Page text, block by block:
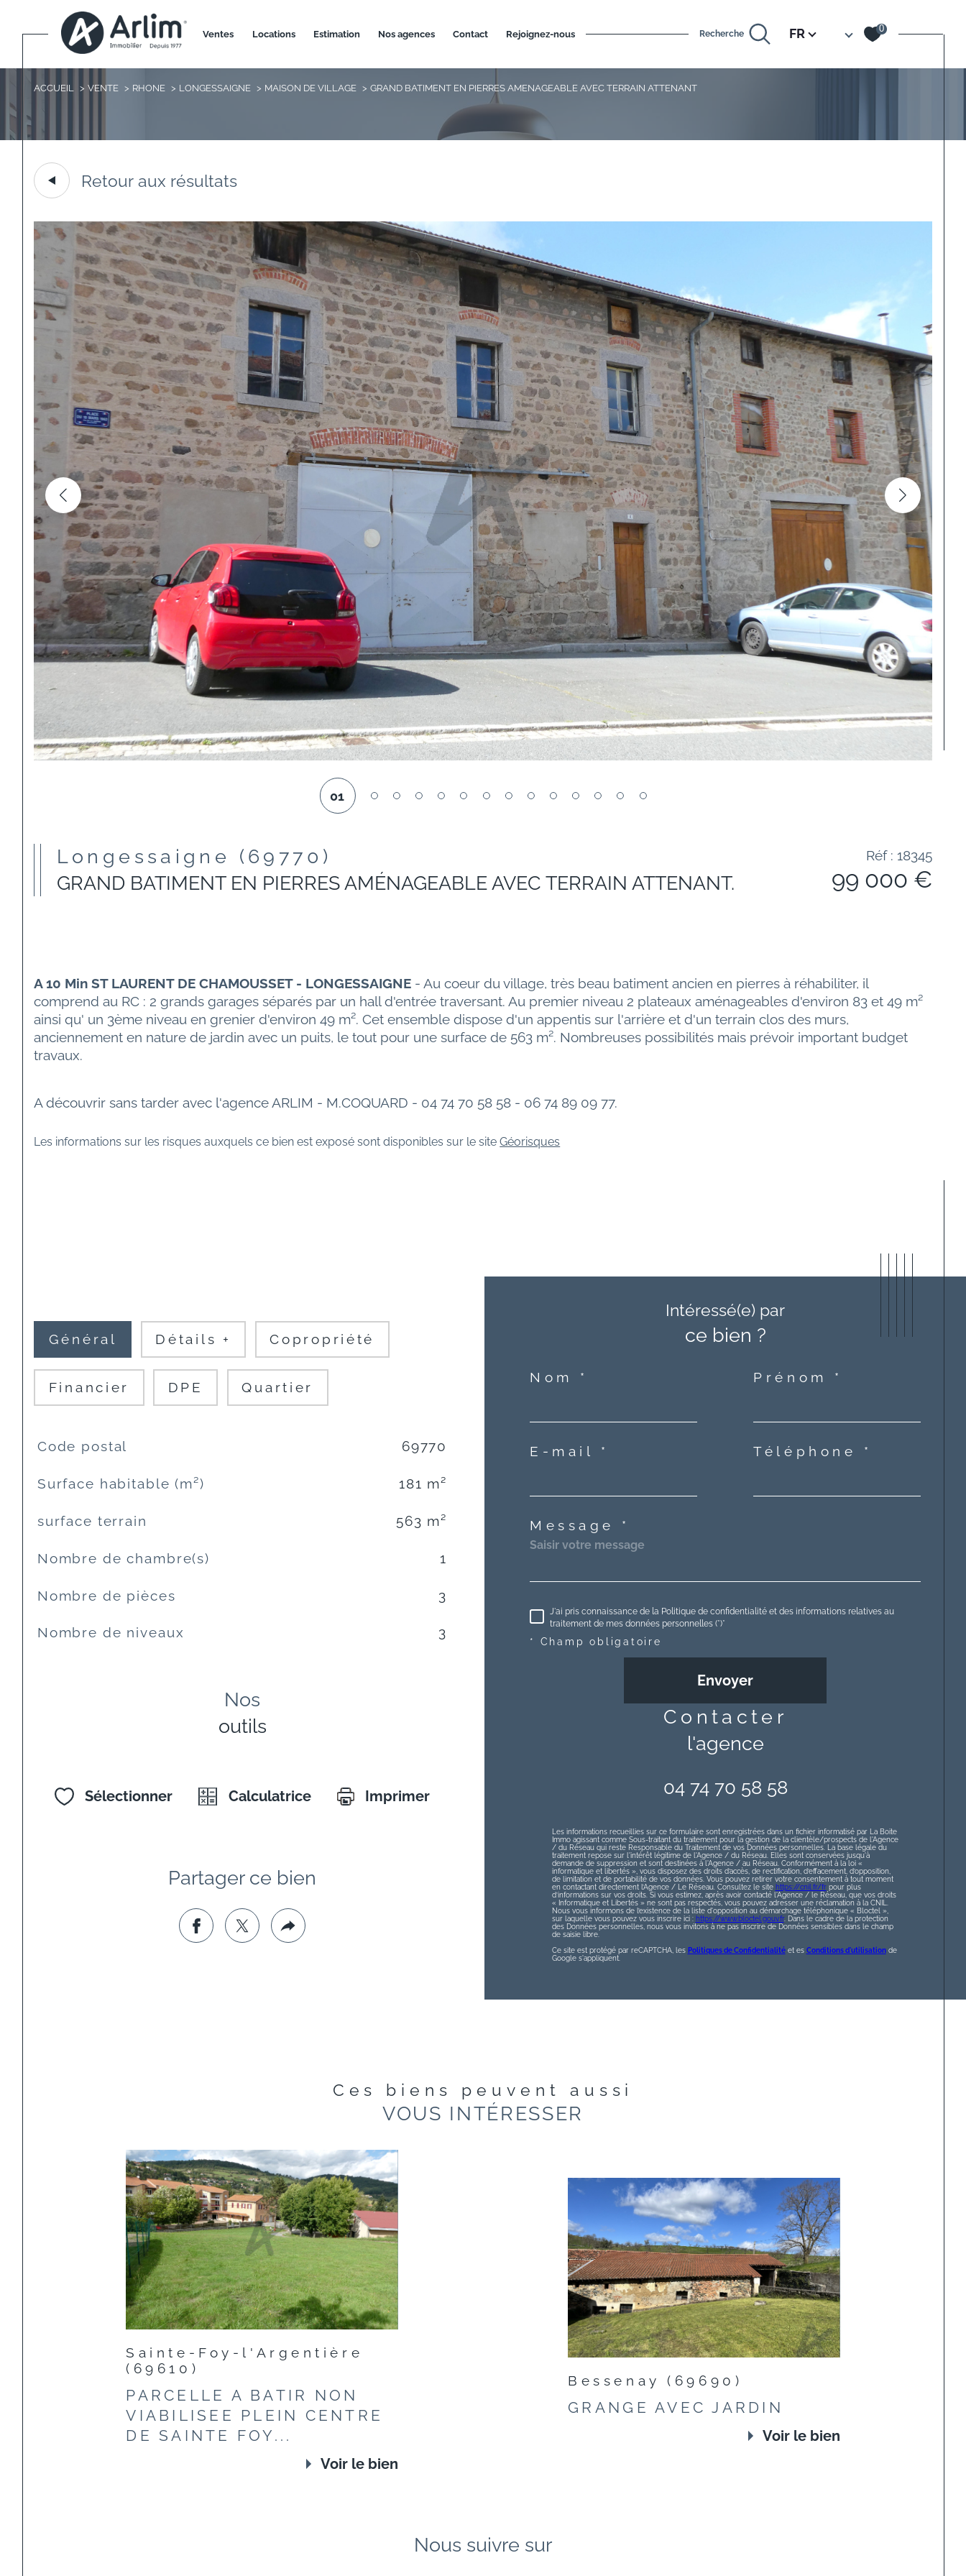
ventes locations estimation nos agences contact rejoignez-nous Recherche Langue
FR 0
ACCUEIL VENTE RHONE LONGESSAIGNE MAISON DE VILLAGE GRAND BATIMENT EN PIERRES AMENAGEABLE AVEC TERRAIN ATTENANT
Retour aux résultats
01
Longessaigne (69770)
GRAND BATIMENT EN PIERRES AMÉNAGEABLE AVEC TERRAIN ATTENANT.
Réf : 18345
99 000 €
A 10 Min ST LAURENT DE CHAMOUSSET - LONGESSAIGNE - Au coeur du village, très beau batiment ancien en pierres à réhabiliter, il
comprend au RC : 2 grands garages séparés par un hall d'entrée traversant. Au premier niveau 2 plateaux aménageables d'environ 83 et 49 m²
ainsi qu' un 3ème niveau en grenier d'environ 49 m². Cet ensemble dispose d'un appentis sur l'arrière et d'un terrain clos des murs,
anciennement en nature de jardin avec un puits, le tout pour une surface de 563 m². Nombreuses possibilités mais prévoir important budget
travaux.
A découvrir sans tarder avec l'agence ARLIM - M.COQUARD - 04 74 70 58 58 - 06 74 89 09 77.
Les informations sur les risques auxquels ce bien est exposé sont disponibles sur le site Géorisques
Général Détails + Copropriété
Financier DPE Quartier
TRAD_SIROCCO_Caracteristique
Code postal 69770
Surface habitable (m²) 181 m²
surface terrain 563 m²
Nombre de chambre(s) 1
Nombre de pièces 3
Nombre de niveaux 3
Nos
outils
Sélectionner Calculatrice Imprimer
Partager ce bien
Intéressé(e) par
ce bien ?
Nom * Prénom *
E-mail * Téléphone *
Message *
J'ai pris connaissance de la Politique de confidentialité et des informations relatives au
traitement de mes données personnelles (*)*
* Champ obligatoire
Envoyer
contacter
l'agence
04 74 70 58 58
Les informations recueillies sur ce formulaire sont enregistrées dans un fichier informatisé par La Boite
Immo agissant comme Sous-traitant du traitement pour la gestion de la clientèle/prospects de l'Agence
/ du Réseau qui reste Responsable du Traitement de vos Données personnelles. La base légale du
traitement repose sur l'intérêt légitime de l'Agence / du Réseau. Elles sont conservées jusqu'à
demande de suppression et sont destinées à l'Agence / au Réseau. Conformément à la loi «
informatique et libertés », vous disposez des droits d’accès, de rectification, d’effacement, d’opposition,
de limitation et de portabilité de vos données. Vous pouvez retirer votre consentement à tout moment
en contactant directement l’Agence / Le Réseau. Consultez le site https://cnil.fr/frpour plus
d’informations sur vos droits. Si vous estimez, après avoir contacté l'Agence / le Réseau, que vos droits
« Informatique et Libertés » ne sont pas respectés, vous pouvez adresser une réclamation à la CNIL.
Nous vous informons de l’existence de la liste d'opposition au démarchage téléphonique « Bloctel »,
sur laquelle vous pouvez vous inscrire ici : https://www.bloctel.gouv.fr. Dans le cadre de la protection
des Données personnelles, nous vous invitons à ne pas inscrire de Données sensibles dans le champ
de saisie libre.
Ce site est protégé par reCAPTCHA, les Politiques de Confidentialitéet es Conditions d'utilisationde
Google s'appliquent.
Ces biens peuvent aussi
VOUS INTÉRESSER
Sainte-Foy-l'Argentière
(69610)
PARCELLE A BATIR NON
VIABILISEE PLEIN CENTRE
DE SAINTE FOY...
Voir le bien
Bessenay (69690)
GRANGE AVEC JARDIN
Voir le bien
Nous suivre sur